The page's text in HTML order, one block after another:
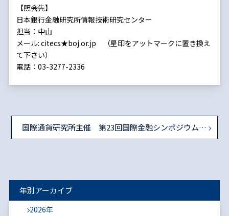
【照会先】
日本銀行金融研究所情報技術研究センター
担当：中山
メール: citecs★boj.or.jp （星印をアットマークに置き換え
て下さい）
電話：03-3277-2336
国際通貨研究所主催 第23回国際金融シンポジウム（2014年3月19日開催）のご案内
年別アーカイブ
2026年